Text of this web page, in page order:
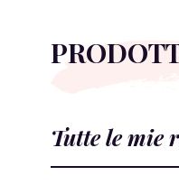
Tutte le mie